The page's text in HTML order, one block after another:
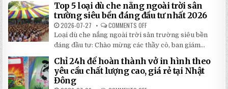
ĐỘNG
QUAY
TAY
TIẾT
2026:
5
BÍ
MẬT
GIÚP
BẠN
TIẾT
Top 5 loại dù che nắng ngoài trời sân
trường siêu bền đáng đầu tư nhất 2026
2026-07-27 COMMENTS OFF
TOP
5
LOẠI
DÙ
CHE
NẮNG
NGOÀI
TRỜI
Loại dù che nắng ngoài trời sân trường siêu bền
đáng đầu tư: Chào mừng các thầy cô, ban giám...
Chỉ 24h để hoàn thành vở in hình theo
yêu cầu chất lượng cao, giá rẻ tại Nhật
Đông